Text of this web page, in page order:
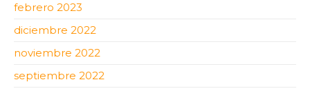
febrero 2023
diciembre 2022
noviembre 2022
septiembre 2022